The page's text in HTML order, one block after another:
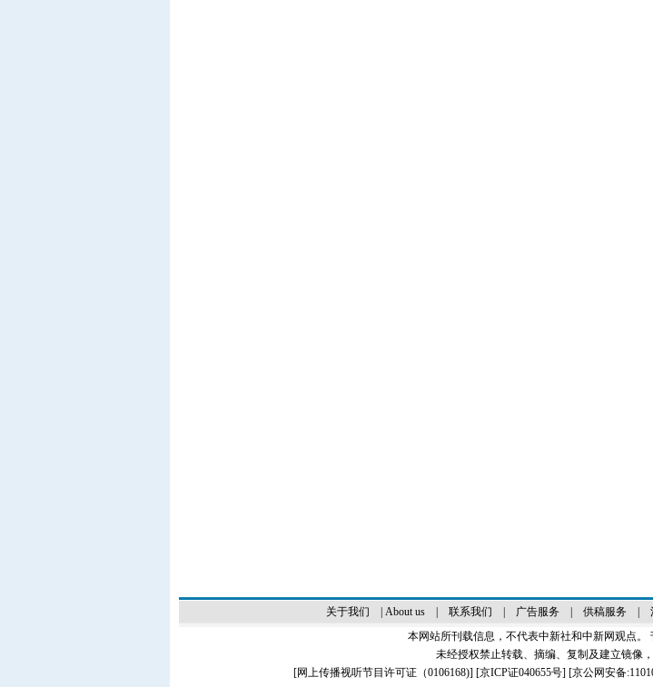
关于我们 About us| 联系我们 广告服务| 供稿服务|
本网站所刊载信息，不代表中新社和中新网观点。
未经授权禁止转载、摘编、复制及建立镜像
[网上传播视听节目许可证（0106168)] [京ICP证040655号] [京公网安备